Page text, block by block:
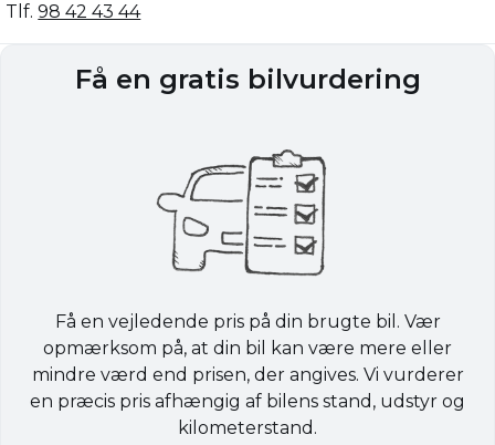
Tlf.98 42 43 44
Få en gratis bilvurdering
Få en vejledende pris på din brugte bil. Vær
opmærksom på, at din bil kan være mere eller
mindre værd end prisen, der angives. Vi vurderer
en præcis pris afhængig af bilens stand, udstyr og
kilometerstand.